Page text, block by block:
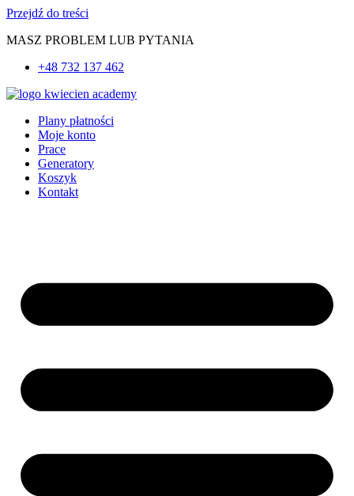
Przejdź do treści
MASZ PROBLEM LUB PYTANIA
+48 732 137 462
Plany płatności
Moje konto
Prace
Generatory
Koszyk
Kontakt